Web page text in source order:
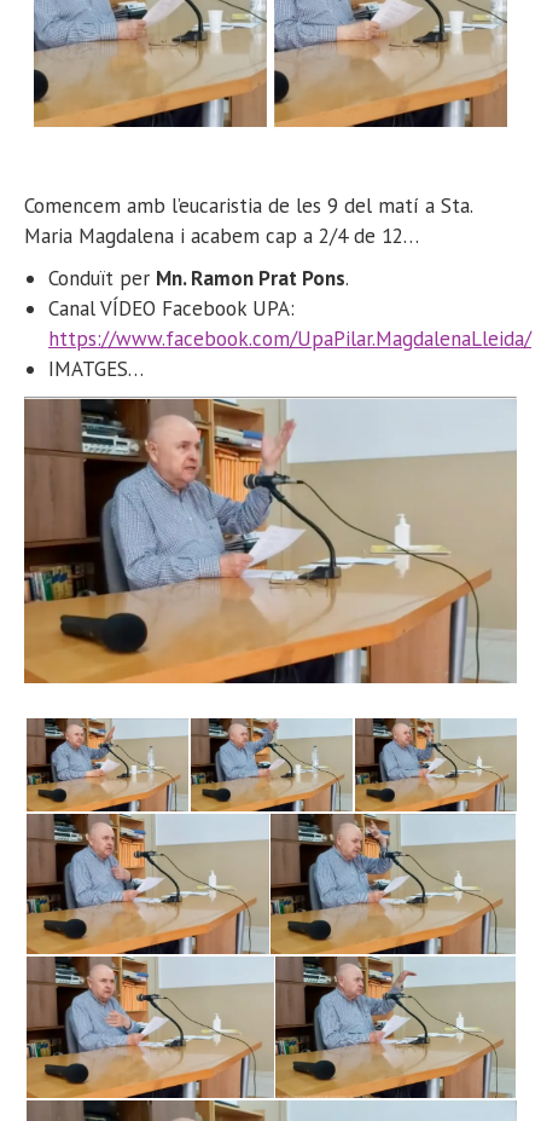
Comencem amb l’eucaristia de les 9 del matí a Sta.
Maria Magdalena i acabem cap a 2/4 de 12…
Conduït per Mn. Ramon Prat Pons.
Canal VÍDEO Facebook UPA:
https://www.facebook.com/UpaPilar.MagdalenaLleida/
IMATGES…